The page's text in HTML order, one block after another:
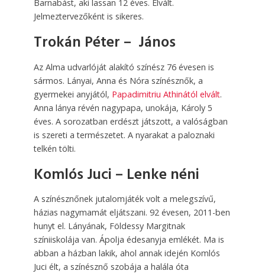
Barnabást, aki lassan 12 éves. Elvált.
Jelmeztervezőként is sikeres.
Trokán Péter – János
Az Alma udvarlóját alakító színész 76 évesen is
sármos. Lányai, Anna és Nóra színésznők, a
gyermekei anyjától, Papadimitriu Athinától elvált.
Anna lánya révén nagypapa, unokája, Károly 5
éves. A sorozatban erdészt játszott, a valóságban
is szereti a természetet. A nyarakat a paloznaki
telkén tölti.
Komlós Juci – Lenke néni
A színésznőnek jutalomjáték volt a melegszívű,
házias nagymamát eljátszani. 92 évesen, 2011-ben
hunyt el. Lányának, Földessy Margitnak
színiiskolája van. Ápolja édesanyja emlékét. Ma is
abban a házban lakik, ahol annak idején Komlós
Juci élt, a színésznő szobája a halála óta